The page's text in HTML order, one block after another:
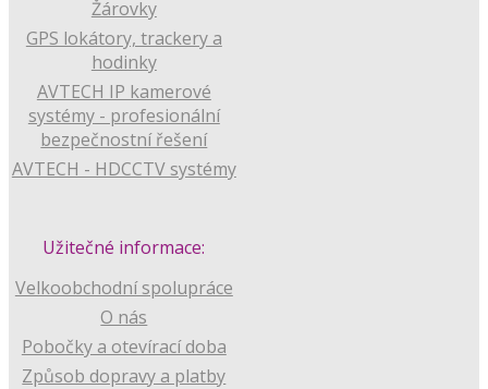
Žárovky
GPS lokátory, trackery a
hodinky
AVTECH IP kamerové
systémy - profesionální
bezpečnostní řešení
AVTECH - HDCCTV systémy
Užitečné informace:
Velkoobchodní spolupráce
O nás
Pobočky a otevírací doba
Způsob dopravy a platby